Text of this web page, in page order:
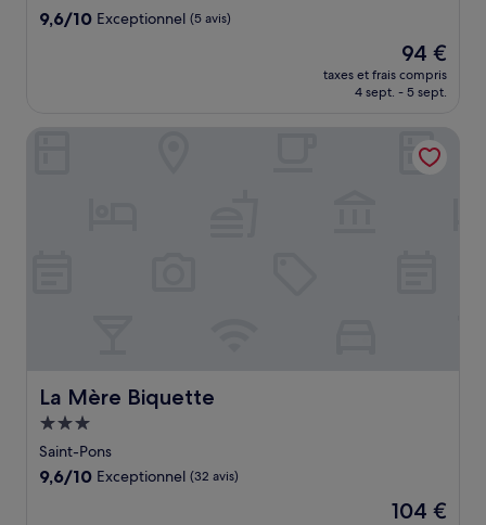
9.6
9,6/10 Exceptionnel (5 avis)
Le
nouveau
prix
de
94 €
94 €
taxes et frais compris
4 sept. - 5 sept.
La Mère Biquette
La Mère Biquette
Hébergement
3.0 étoiles
Saint-Pons
9.6
9,6/10 Exceptionnel (32 avis)
Le
104 €